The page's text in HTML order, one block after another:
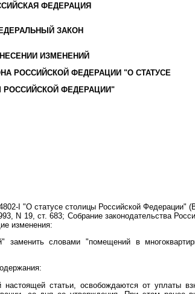
ФЕДЕРАЦИЯ
ЗАКОН
ИЗМЕНЕНИЙ
РОССИЙСКОЙ ФЕДЕРАЦИИ "О СТАТУСЕ
ФЕДЕРАЦИИ"
I "О статусе столицы Российской Федерации"
N 19, ст. 683; Собрание законодательства
изменения:
заменить словами "помещений в
статьи, освобождаются от уплаты